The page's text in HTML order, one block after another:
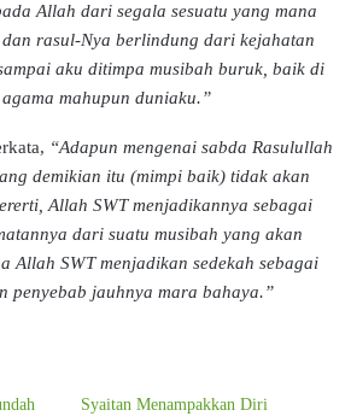
Allah dari segala sesuatu yang mana
rasul-Nya berlindung dari kejahatan
aku ditimpa musibah buruk, baik di
mahupun duniaku.”
“Adapun mengenai sabda Rasulullah
demikian itu (mimpi baik) tidak akan
Allah SWT menjadikannya sebagai
dari suatu musibah yang akan
Allah SWT menjadikan sedekah sebagai
penyebab jauhnya mara bahaya.”
Syaitan Menampakkan Diri